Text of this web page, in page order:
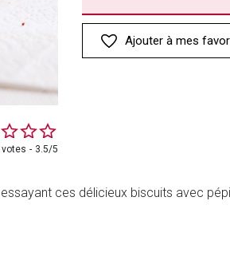
3.5/5
Ajouter à mes
ces délicieux biscuits avec